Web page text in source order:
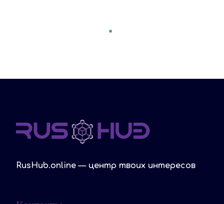
RusHub.online — центр твоих интересов